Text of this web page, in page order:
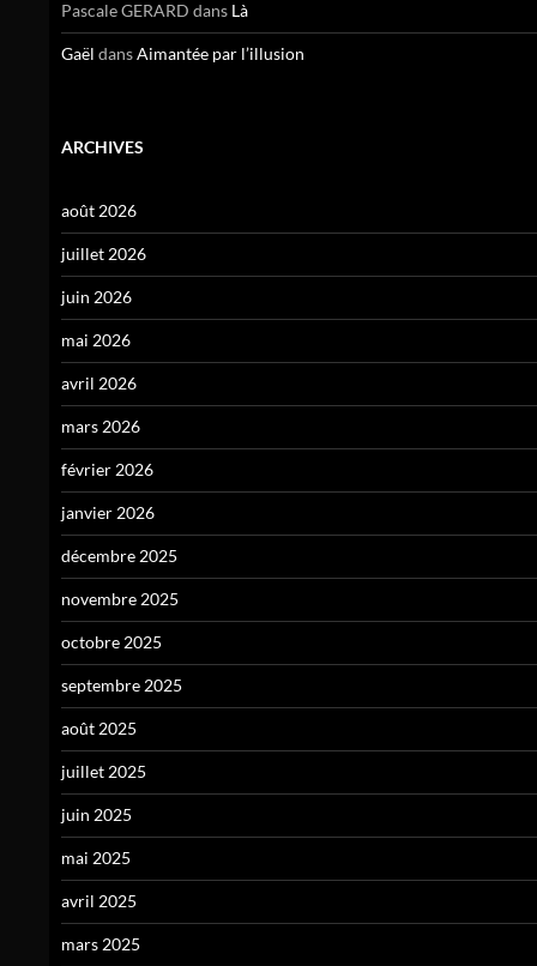
Pascale GERARD dans Là
Gaël dansAimantée par l’illusion
ARCHIVES
août 2026
juillet 2026
juin 2026
mai 2026
avril 2026
mars 2026
février 2026
janvier 2026
décembre 2025
novembre 2025
octobre 2025
septembre 2025
août 2025
juillet 2025
juin 2025
mai 2025
avril 2025
mars 2025